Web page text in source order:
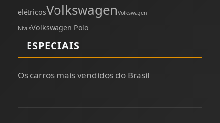
elétricosVolkswagenVolkswagen
NivusVolkswagen Polo
ESPECIAIS
Os carros mais vendidos do Brasil